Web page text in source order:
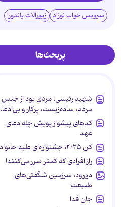
سرویس خواب نوزاد زیورآلات پاندورا
پربحث‌ها
شهید رئیسی، مردی بود از جنس
مردم، ساده‌زیست، پرکار و بی‌ادعا.
کدهای پیشواز پویش چله دعای
عهد
کن ۲۰۲۵؛ جشنواره‌ای علیه خانواده
راز افرادی که کمتر ضرر می‌کنند!
دورود، سرزمین شگفتی‌های
طبیعت
جان فدا